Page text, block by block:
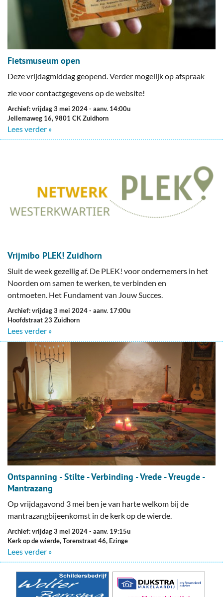
Fietsmuseum open
Deze vrijdagmiddag geopend. Verder mogelijk op afspraak
zie voor contactgegevens op de website!
Archief: vrijdag 3 mei 2024- aanv. 14:00u
Jellemaweg 16, 9801 CK Zuidhorn
Lees verder »
Vrijmibo PLEK! Zuidhorn
Sluit de week gezellig af. De PLEK! voor ondernemers in het
Noorden om samen te werken, te verbinden en
ontmoeten. Het Fundament van Jouw Succes.
Archief: vrijdag 3 mei 2024- aanv. 17:00u
Hoofdstraat 23 Zuidhorn
Lees verder »
Ontspanning - Stilte - Verbinding - Vrede - Vreugde -
Mantrazang
Op vrijdagavond 3 mei ben je van harte welkom bij de
mantrazangbijeenkomst in de kerk op de wierde.
Archief: vrijdag 3 mei 2024- aanv. 19:15u
Kerk op de wierde, Torenstraat 46, Ezinge
Lees verder »